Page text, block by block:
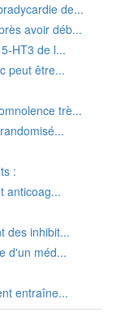
de...
avoir déb...
HT3 de l...
peut être...
trè...
:
anticoag...
des inhibit...
d'un méd...
entraîne...